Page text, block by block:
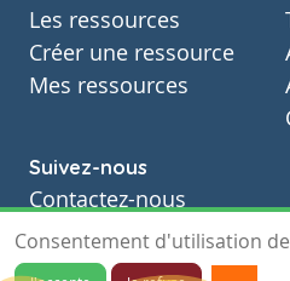
Les ressources
Créer une ressource
Mes ressources
Suivez-nous
Contactez-nous
Soutien scolaire
Notre page Facebook
Consentement d'utilisation